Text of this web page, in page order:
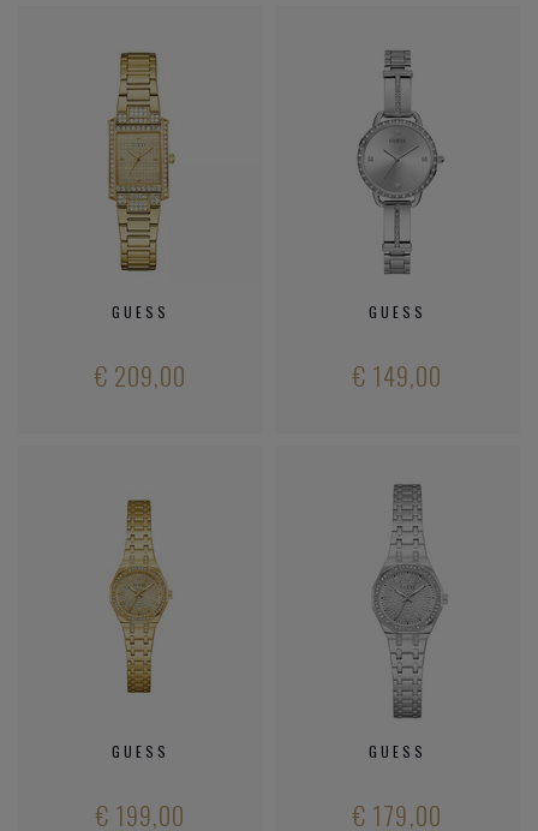
GUESS
€ 209,00
GUESS
€ 149,00
GUESS
€ 199,00
GUESS
€ 179,00